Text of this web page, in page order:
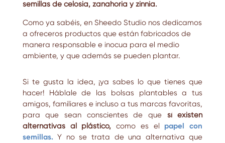
semillas de celosia, zanahoria y zinnia.
Como ya sabéis, en Sheedo Studio nos dedicamos
a ofreceros productos que están fabricados de
manera responsable e inocua para el medio
ambiente, y que además se pueden plantar.
Si te gusta la idea, ¡ya sabes lo que tienes que
hacer! Háblale de las bolsas plantables a tus
amigos, familiares e incluso a tus marcas favoritas,
para que sean conscientes de que sí existen
alternativas al plástico,como es el papel con
semillas. Y no se trata de una alternativa que